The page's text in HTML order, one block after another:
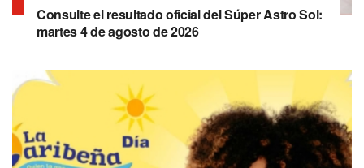
Consulte el resultado oficial del Súper Astro Sol:
martes 4 de agosto de 2026